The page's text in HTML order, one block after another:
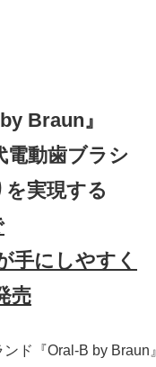
Braun』
電動歯ブラシ
実現する
手にしやすく
売
ド『Oral-B by Braun』